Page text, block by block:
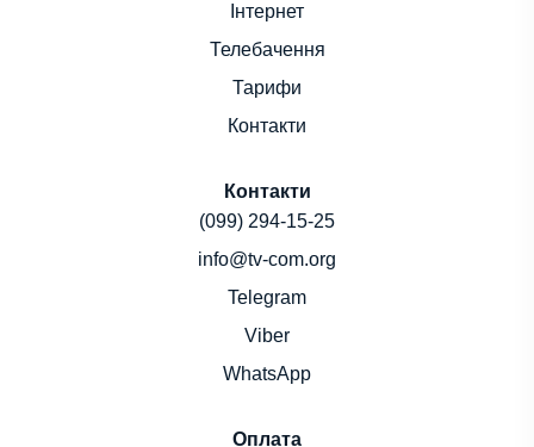
Інтернет
Телебачення
Тарифи
Контакти
Контакти
(099) 294-15-25
info@tv-com.org
Telegram
Viber
WhatsApp
Оплата